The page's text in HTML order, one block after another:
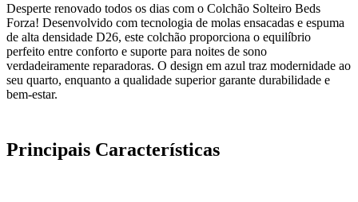
Desperte renovado todos os dias com o Colchão Solteiro Beds
Forza! Desenvolvido com tecnologia de molas ensacadas e espuma
de alta densidade D26, este colchão proporciona o equilíbrio
perfeito entre conforto e suporte para noites de sono
verdadeiramente reparadoras. O design em azul traz modernidade ao
seu quarto, enquanto a qualidade superior garante durabilidade e
bem-estar.
Principais Características